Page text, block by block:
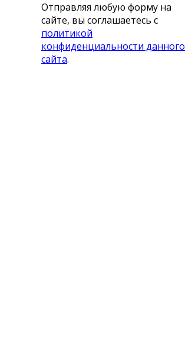
Отправляя любую форму на
сайте, вы соглашаетесь с
политикой
конфиденциальности данного
сайта.